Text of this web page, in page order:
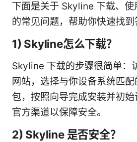
下面是关于 Skyline 下载、使
的常见问题，帮助你快速找到
1) Skyline怎么下载？
Skyline 下载的步骤很简单：
网站，选择与你设备系统匹
包，按照向导完成安装并初
官方渠道以保障安全。
2) Skyline 是否安全？